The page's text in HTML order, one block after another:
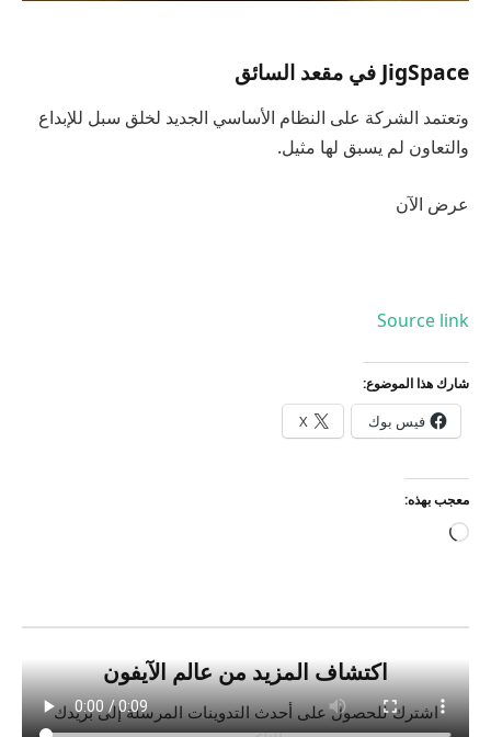
JigSpace في مقعد السائق
وتعتمد الشركة على النظام الأساسي الجديد لخلق سبل للإبداع
والتعاون لم يسبق لها مثيل.
عرض الآن
Source link
شارك هذا الموضوع:
فيس بوك X
معجب بهذه:
جاري
اكتشاف المزيد من عالم الآيفون
اشترك للحصول على أحدث التدوينات المرسلة إلى بريدك